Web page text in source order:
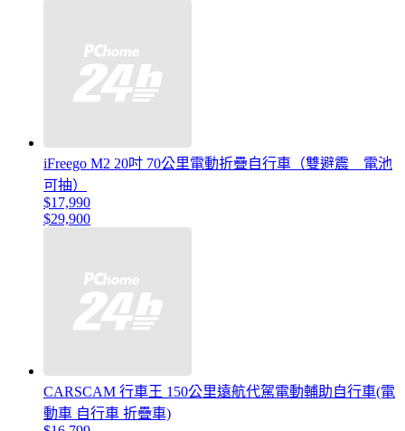
iFreego M2 20吋 70公里電動折疊自行車（雙避震 電池
可抽）
$17,990
$29,900
CARSCAM 行車王 150公里遠航代駕電動輔助自行車(電
動車 自行車 折疊車)